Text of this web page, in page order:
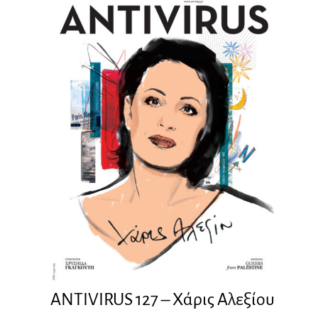
ANTIVIRUS 127 – Xάρις Αλεξίου